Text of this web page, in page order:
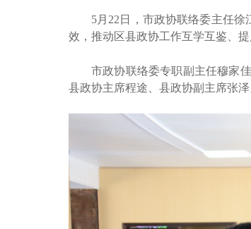
5月22日，市政协联络委主任
效，推动区县政协工作互学互鉴、提
市政协联络委专职副主任穆家
县政协主席程途、县政协副主席张泽